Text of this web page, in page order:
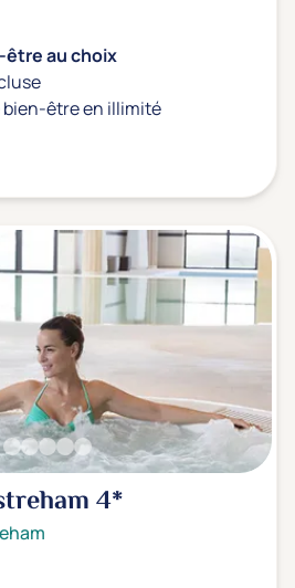
être au choix
bien-être en illimité
4*